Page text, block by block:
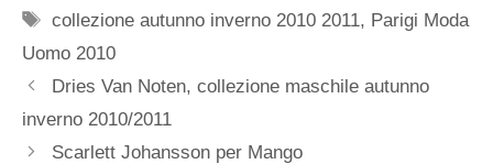
Tag
collezione autunno inverno 2010 2011, Parigi Moda
Uomo 2010
Dries Van Noten, collezione maschile autunno
inverno 2010/2011
Scarlett Johansson per Mango